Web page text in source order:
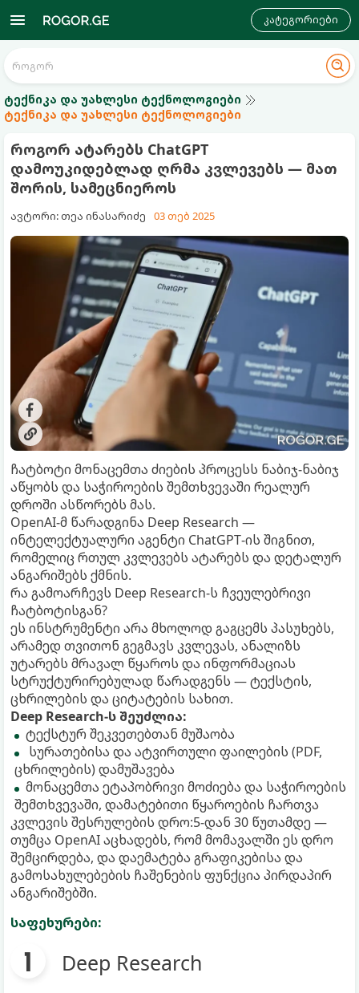
კატეგორიები
ტექნიკა და უახლესი ტექნოლოგიები
ტექნიკა და უახლესი ტექნოლოგიები
როგორ ატარებს ChatGPT
დამოუკიდებლად ღრმა კვლევებს — მათ
შორის, სამეცნიეროს
ავტორი: თეა ინასარიძე 03 თებ 2025
ჩატბოტი მონაცემთა ძიების პროცესს ნაბიჯ-ნაბიჯ
აწყობს და საჭიროების შემთხვევაში რეალურ
დროში ასწორებს მას.
OpenAI-მ წარადგინა Deep Research —
ინტელექტუალური აგენტი ChatGPT-ის შიგნით,
რომელიც რთულ კვლევებს ატარებს და დეტალურ
ანგარიშებს ქმნის.
რა გამოარჩევს Deep Research-ს ჩვეულებრივი
ჩატბოტისგან?
ეს ინსტრუმენტი არა მხოლოდ გაგცემს პასუხებს,
არამედ თვითონ გეგმავს კვლევას, ანალიზს
უტარებს მრავალ წყაროს და ინფორმაციას
სტრუქტურირებულად წარადგენს — ტექსტის,
ცხრილების და ციტატების სახით.
Deep Research-ს შეუძლია:
ტექსტურ შეკვეთებთან მუშაობა
სურათებისა და ატვირთული ფაილების (PDF,
ცხრილების) დამუშავება
მონაცემთა ეტაპობრივი მოძიება და საჭიროების
შემთხვევაში, დამატებითი წყაროების ჩართვა
კვლევის შესრულების დრო:5-დან 30 წუთამდე —
თუმცა OpenAI აცხადებს, რომ მომავალში ეს დრო
შემცირდება, და დაემატება გრაფიკებისა და
გამოსახულებების ჩაშენების ფუნქცია პირდაპირ
ანგარიშებში.
საფეხურები:
Deep Research